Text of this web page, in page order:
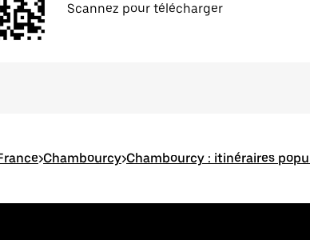
Scannez pour télécharger
>Chambourcy>Chambourcy : itinéraires